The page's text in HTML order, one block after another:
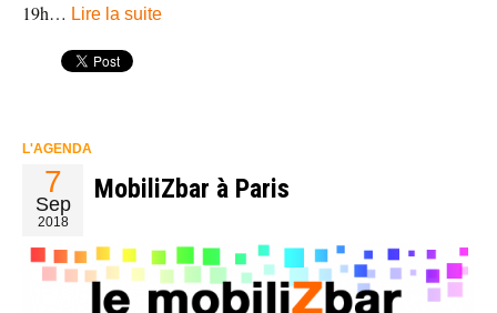
19h… Lire la suite
L'AGENDA
7
Sep
2018
MobiliZbar à Paris